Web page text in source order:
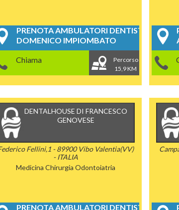
PRENOTA AMBULATORI DENTISTICI
DOMENICO IMPIOMBATO
Chiama
Percorso
15,9 KM
DENTALHOUSE DI FRANCESCO
GENOVESE
Fellini,1 - 89900 Vibo Valentia(VV)
- ITALIA
Medicina Chirurgia Odontoiatria
PRENOTA AMBULATORI DENTISTICI